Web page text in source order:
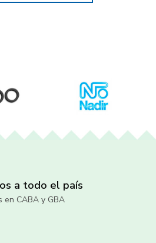
a todo el país
en CABA y GBA